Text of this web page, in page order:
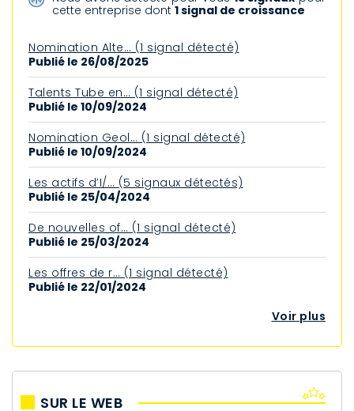
cette entreprise dont1 signal de croissance
Nomination Alte… (1 signal détecté)
Publié le 26/08/2025
Talents Tube en… (1 signal détecté)
Publié le 10/09/2024
Nomination Geol… (1 signal détecté)
Publié le 10/09/2024
Les actifs d’I/… (5 signaux détectés)
Publié le 25/04/2024
De nouvelles of… (1 signal détecté)
Publié le 25/03/2024
Les offres de r… (1 signal détecté)
Publié le 22/01/2024
Voir plus
SUR LE WEB